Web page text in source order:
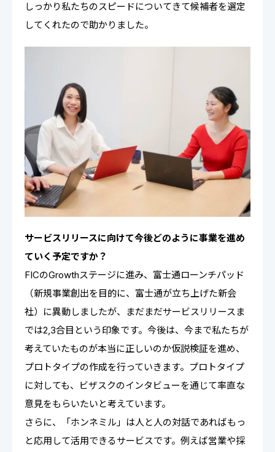
しっかり私たちのスピードについてきて候補者を選定
してくれたので助かりました。
サービスリリースに向けて今後どのように事業を進め
ていく予定ですか？
FICのGrowthステージに進み、富士通ローンチパッド
（新規事業創出を目的に、富士通が立ち上げた新会
社）に異動しましたが、まだまだサービスリリースま
では2,3合目という印象です。今後は、今まで私たちが
考えていたものが本当に正しいのか仮説検証を進め、
プロトタイプの作成を行っていきます。プロトタイプ
に対しても、ビザスクのインタビューを通じて率直な
意見をもらいたいと考えています。
さらに、「ホンネミル」は人と人の対話であればもっ
と応用して活用できるサービスです。例えば営業や採